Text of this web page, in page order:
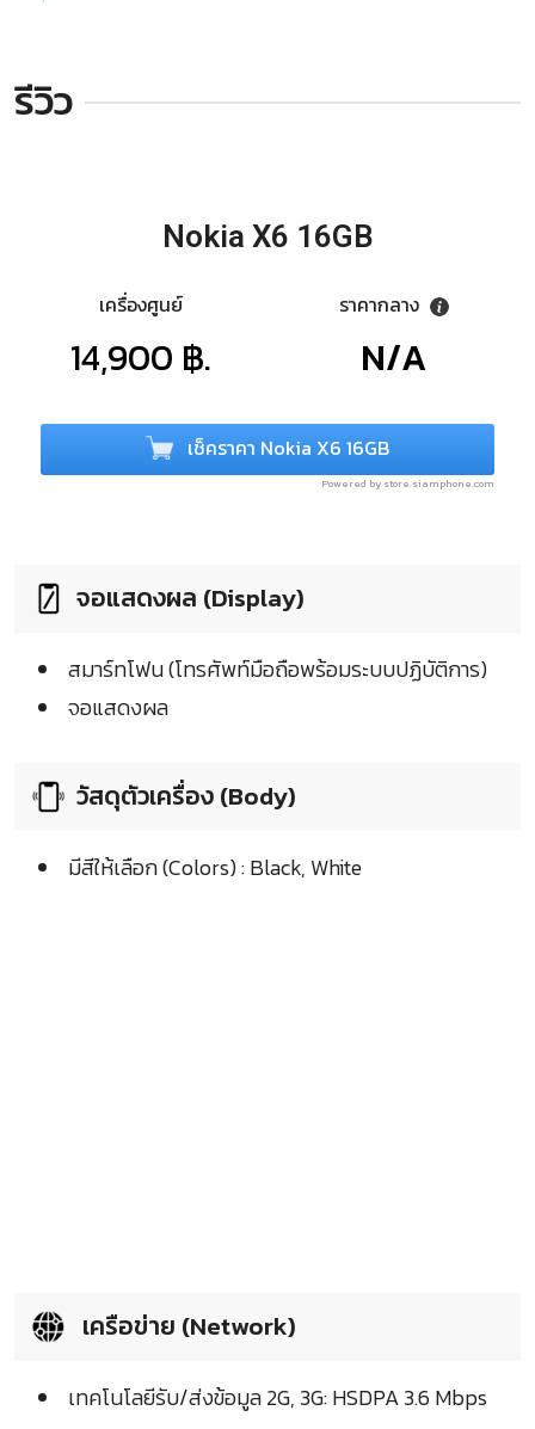
รีวิว
Nokia X6 16GB
เครื่องศูนย์
14,900 ฿.
ราคากลาง
N/A
เช็คราคา Nokia X6 16GB
Powered by store.siamphone.com
จอแสดงผล (Display)
สมาร์ทโฟน (โทรศัพท์มือถือพร้อมระบบปฏิบัติการ)
จอแสดงผล
วัสดุตัวเครื่อง (Body)
มีสีให้เลือก (Colors) : Black, White
เครือข่าย (Network)
เทคโนโลยีรับ/ส่งข้อมูล 2G, 3G: HSDPA 3.6 Mbps